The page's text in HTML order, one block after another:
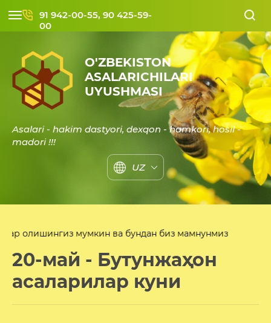
O'ZBEKISTON
ASALARICHILARI
UYUSHMASI
Asalari - hakim dastyori, dexqon - hamkori, hosil -
madori !!!
UZ
мумкин ва бундан биз мамнунмиз
20-май - Бутунжаҳон
асаларилар куни
91 942-00-55, 90 425-59-
00